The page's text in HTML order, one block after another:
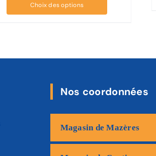
Choix des options
Nos coordonnées
Magasin de Mazères